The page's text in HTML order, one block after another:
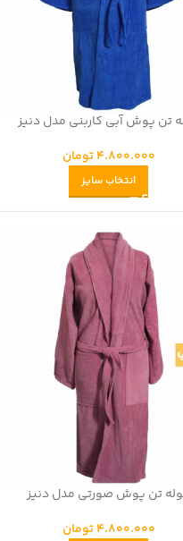
تن پوش آبی کاربنی مدل دنیز
4.800.000تومان
انتخاب سایز
تن پوش صورتی مدل دنیز
4.800.000تومان